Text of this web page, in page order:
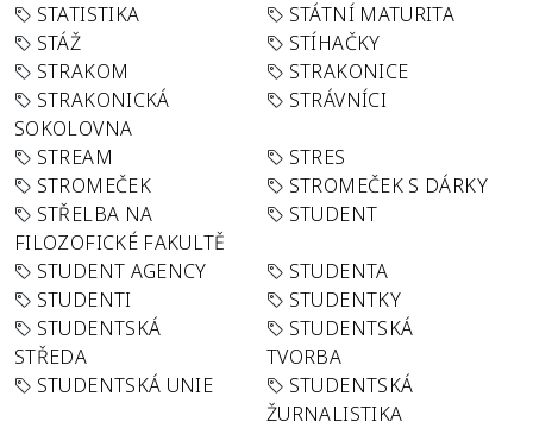
STATISTIKA
STÁTNÍ MATURITA
STÁŽ
STÍHAČKY
STRAKOM
STRAKONICE
STRAKONICKÁ
SOKOLOVNA
STRÁVNÍCI
STREAM
STRES
STROMEČEK
STROMEČEK S DÁRKY
STŘELBA NA
FILOZOFICKÉ FAKULTĚ
STUDENT
STUDENT AGENCY
STUDENTA
STUDENTI
STUDENTKY
STUDENTSKÁ
STŘEDA
STUDENTSKÁ
TVORBA
STUDENTSKÁ UNIE
STUDENTSKÁ
ŽURNALISTIKA